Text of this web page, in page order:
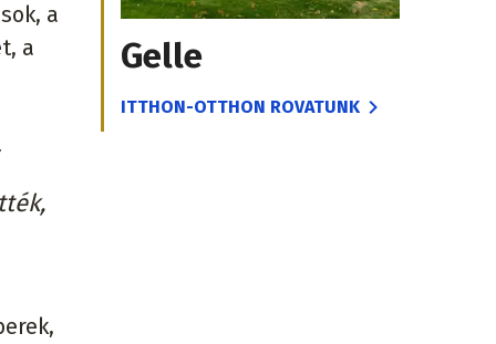
a
a
Gelle
ITTHON-OTTHON ROVATUNK